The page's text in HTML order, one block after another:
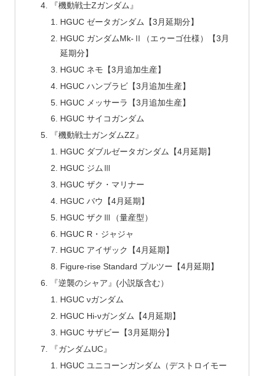
『機動戦士Zガンダム』
HGUC ゼータガンダム【3月延期分】
HGUC ガンダムMk-Ⅱ（エゥーゴ仕様）【3月
延期分】
HGUC ネモ【3月追加生産】
HGUC ハンブラビ【3月追加生産】
HGUC メッサーラ【3月追加生産】
HGUC サイコガンダム
『機動戦士ガンダムZZ』
HGUC ダブルゼータガンダム【4月延期】
HGUC ジムⅢ
HGUC ザク・マリナー
HGUC バウ【4月延期】
HGUC ザクⅢ（量産型）
HGUC R・ジャジャ
HGUC アイザック【4月延期】
Figure-rise Standard プルツー【4月延期】
『逆襲のシャア』(小説版含む）
HGUC νガンダム
HGUC Hi-νガンダム【4月延期】
HGUC サザビー【3月延期分】
『ガンダムUC』
HGUC ユニコーンガンダム（デストロイモー